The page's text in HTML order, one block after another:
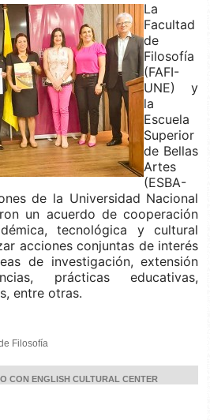
La
Facultad
de
Filosofía
(FAFI-
UNE) y
la
Escuela
Superior
de Bellas
Artes
(ESBA-
de la Universidad Nacional
un acuerdo de cooperación
tecnológica y cultural
acciones conjuntas de interés
de investigación, extensión
prácticas educativas,
entre otras.
Filosofía
CON ENGLISH CULTURAL CENTER